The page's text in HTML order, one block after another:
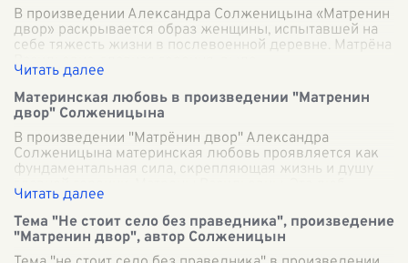
В произведении Александра Солженицына «Матренин
двор» раскрывается образ женщины, испытавшей на
себе тяжесть жизни в послевоенной деревне. Матрёна
Васильевна, главная героиня, выде
Материнская любовь в произведении "Матренин
двор" Солженицына
В произведении "Матрёнин двор" Александра
Солженицына материнская любовь проявляется как
фундаментальная сила, скрепляющая жизнь и душу
главной героини, Матроны Васильевны. Эта люб
Тема "Не стоит село без праведника", произведение
"Матренин двор", автор Солженицын